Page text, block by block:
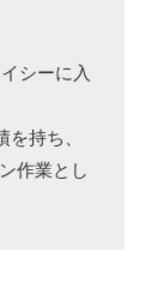
シーに入
持ち、
作業とし